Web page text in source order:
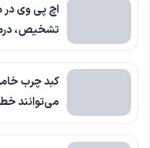
اچ پی وی در
تشخیص،
می‌توانند